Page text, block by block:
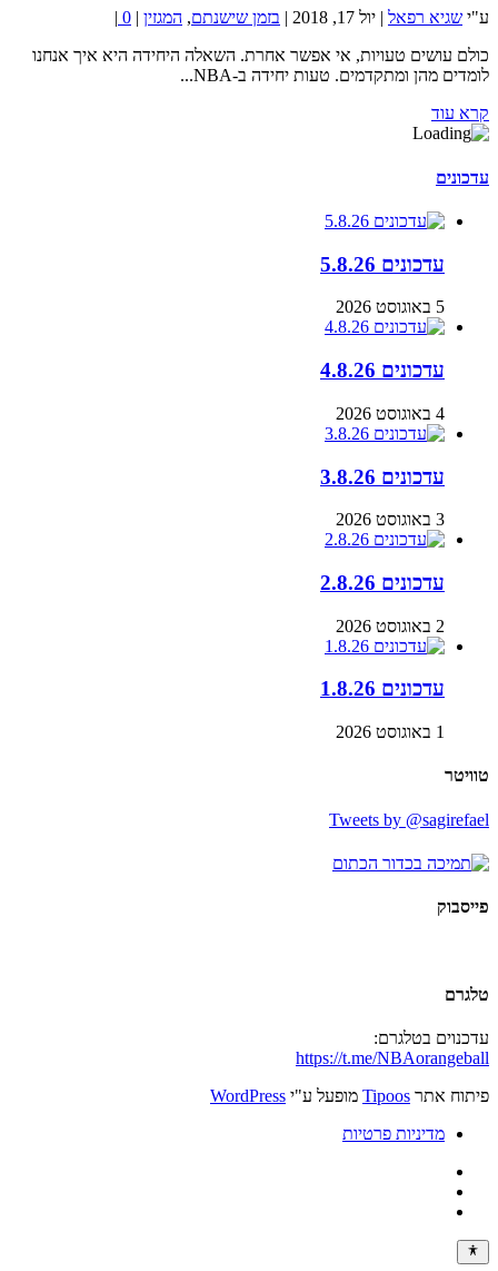
ע"י שגיא רפאל | יול 17, 2018 | בזמן שישנתם, המגזין |
0
|
כולם עושים טעויות, אי אפשר אחרת. השאלה היחידה היא איך אנחנו
לומדים מהן ומתקדמים. טעות יחידה ב-NBA...
קרא עוד
עדכונים
עדכונים 5.8.26
5 באוגוסט 2026
עדכונים 4.8.26
4 באוגוסט 2026
עדכונים 3.8.26
3 באוגוסט 2026
עדכונים 2.8.26
2 באוגוסט 2026
עדכונים 1.8.26
1 באוגוסט 2026
טוויטר
Tweets by @sagirefael
פייסבוק
טלגרם
עדכנוים בטלגרם:
https://t.me/NBAorangeball
פיתוח אתר Tipoos מופעל ע"י WordPress
מדיניות פרטיות